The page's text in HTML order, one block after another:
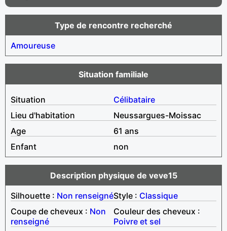
Type de rencontre recherché
Amoureuse
Situation familiale
Situation
Célibataire
Lieu d'habitation
Neussargues-Moissac
Age
61 ans
Enfant
non
Description physique de veve15
Silhouette : Non renseignéStyle : Classique
Coupe de cheveux : Non
renseigné
Couleur des cheveux :
Poivre et sel